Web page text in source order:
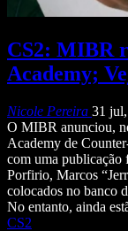
CS2: MIBR
Academy;
Nicole Pereira 31
O MIBR anunciou,
Academy de
com uma
Porfirio, Marcos
colocados no banco
No entanto, ainda
CS2